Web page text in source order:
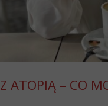
ATOPIĄ – CO